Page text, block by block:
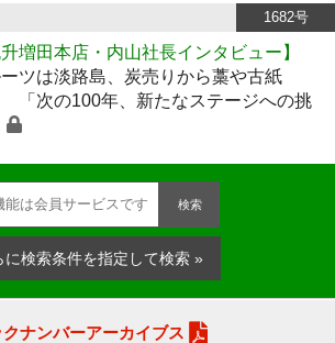
1682号
升増田本店・内山社長インタビュー】
ーツは淡路島、炭売りから藁や古紙
「次の100年、新たなステージへの挑
検索
に検索条件を指定して検索 »
ナンバーアーカイブス